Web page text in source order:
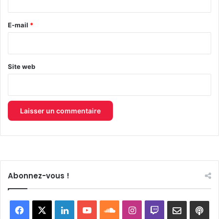
e
E-mail *
Site web
Abonnez-vous !
Facebook LinkedinYouTubeSoundCloud
Instagram
Twitch